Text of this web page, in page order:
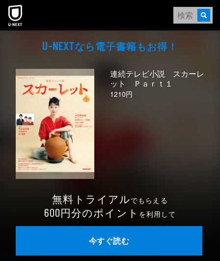
本文へスキップ
U-NEXTなら電⼦書籍もお得！
連続テレビ小説 スカーレ
ット Ｐａｒｔ１
1210円
無料トライアルでもらえる
600円分のポイント を利用して
今すぐ読む